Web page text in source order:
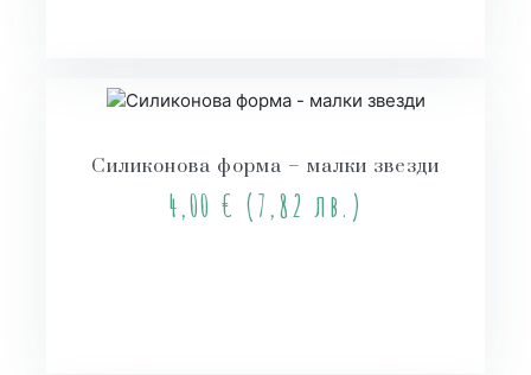
Силиконова форма – малки звезди
4,00 € (7,82 лв.)